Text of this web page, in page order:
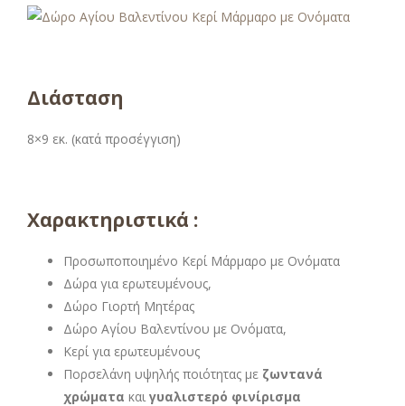
Διάσταση
8×9 εκ. (κατά προσέγγιση)
Χαρακτηριστικά :
Προσωποποιημένο Κερί Μάρμαρο με Ονόματα
Δώρα για ερωτευμένους,
Δώρο Γιορτή Μητέρας
Δώρο Αγίου Βαλεντίνου με Ονόματα,
Κερί για ερωτευμένους
Πορσελάνη υψηλής ποιότητας με ζωντανά
χρώματα και γυαλιστερό φινίρισμα